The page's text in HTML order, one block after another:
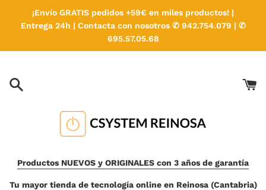
directamente
¡Envío GRATIS pedidos +59€ en miles productos! |
Entrega 24h | Contacta con nosotros ✆ 942.754.079 | ✆
695.57.05.68
Productos NUEVOS y ORIGINALES con 3 años de garantía
Tu mayor tienda de tecnología online en Reinosa (Cantabria)